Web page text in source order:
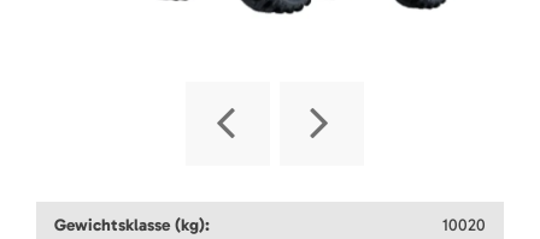
Gewichtsklasse (kg): 10020